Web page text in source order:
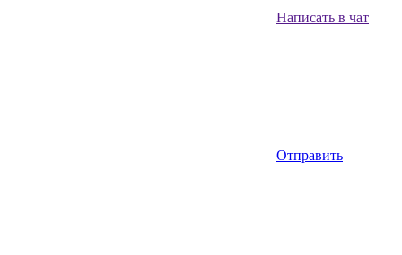
Написать в чат
Отправить